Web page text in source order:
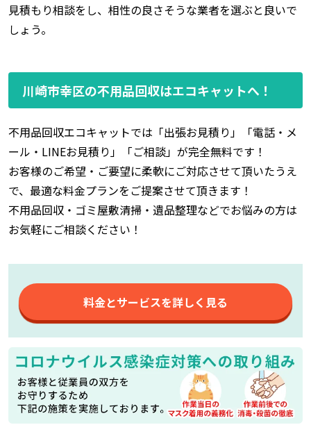
見積もり相談をし、相性の良さそうな業者を選ぶと良いで
しょう。
川崎市幸区の不用品回収はエコキャットへ！
不用品回収エコキャットでは「出張お見積り」「電話・メ
ール・LINEお見積り」「ご相談」が完全無料です！
お客様のご希望・ご要望に柔軟にご対応させて頂いたうえ
で、最適な料金プランをご提案させて頂きます！
不用品回収・ゴミ屋敷清掃・遺品整理などでお悩みの方は
お気軽にご相談ください！
料金とサービスを詳しく見る